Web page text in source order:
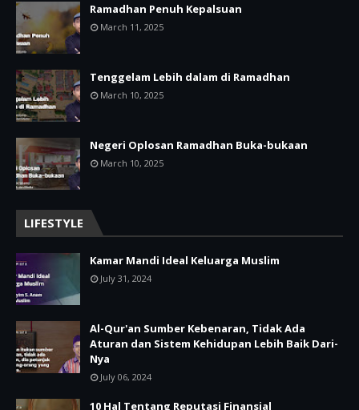
Ramadhan Penuh Kepalsuan
March 11, 2025
Tenggelam Lebih dalam di Ramadhan
March 10, 2025
Negeri Oplosan Ramadhan Buka-bukaan
March 10, 2025
LIFESTYLE
Kamar Mandi Ideal Keluarga Muslim
July 31, 2024
Al-Qur'an Sumber Kebenaran, Tidak Ada
Aturan dan Sistem Kehidupan Lebih Baik Dari-
Nya
July 06, 2024
10 Hal Tentang Reputasi Finansial